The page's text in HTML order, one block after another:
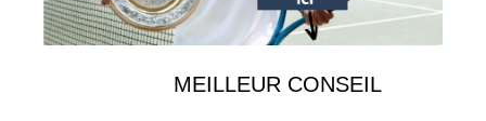
MEILLEUR CONSEIL